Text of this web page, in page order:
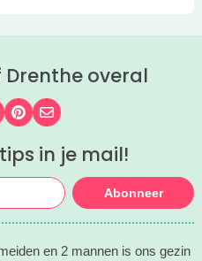
overal
op Facebook
ons op Instagram
Volg ons op Pinterest
Mail ons
in je mail!
Abonneer
en 2 mannen is ons gezin